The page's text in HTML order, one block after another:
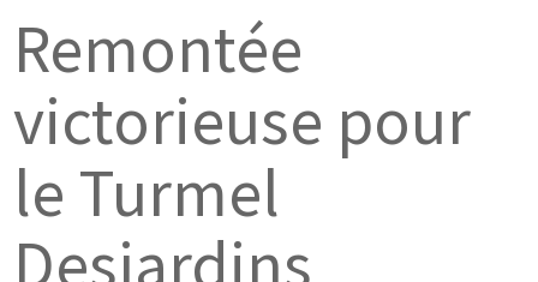
Remontée
victorieuse pour
le Turmel
Desjardins